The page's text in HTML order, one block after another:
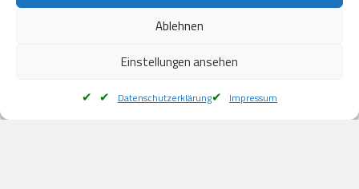
Ablehnen
Einstellungen ansehen
Datenschutzerklärung Impressum